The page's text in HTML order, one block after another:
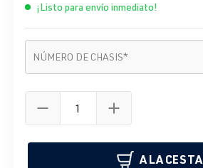
¡Listo para envío inmediato!
NÚMERO DE CHASIS*
A LA CESTA